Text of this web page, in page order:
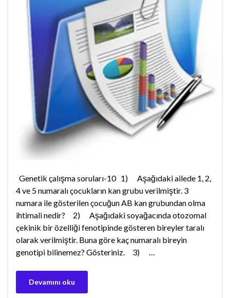
Genetik çalışma soruları-10 1) Aşağıdaki ailede 1, 2,
4 ve 5 numaralı çocukların kan grubu verilmiştir. 3
numara ile gösterilen çocuğun AB kan grubundan olma
ihtimali nedir? 2) Aşağıdaki soyağacında otozomal
çekinik bir özelliği fenotipinde gösteren bireyler taralı
olarak verilmiştir. Buna göre kaç numaralı bireyin
genotipi bilinemez? Gösteriniz. 3) …
Devamını oku